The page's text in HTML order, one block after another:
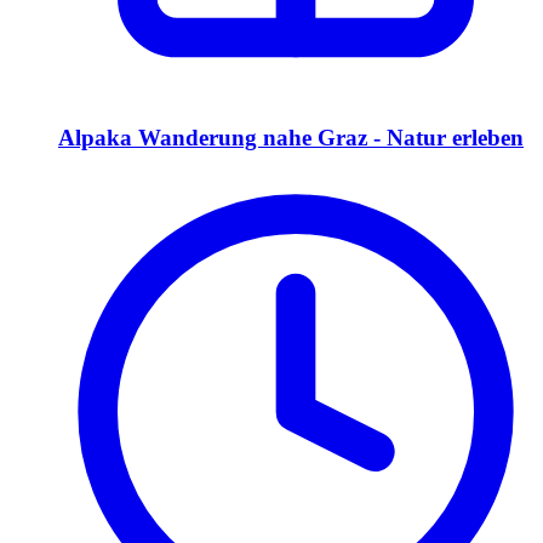
Alpaka Wanderung nahe Graz - Natur erleben